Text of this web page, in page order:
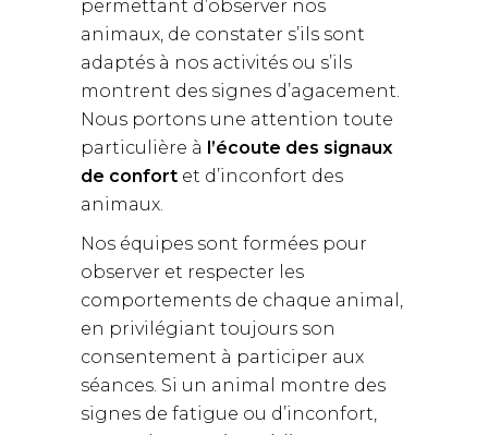
permettant d’observer nos
animaux, de constater s’ils sont
adaptés à nos activités ou s’ils
montrent des signes d’agacement.
Nous portons une attention toute
particulière à l’écoute des signaux
de confort et d’inconfort des
animaux.
Nos équipes sont formées pour
observer et respecter les
comportements de chaque animal,
en privilégiant toujours son
consentement à participer aux
séances. Si un animal montre des
signes de fatigue ou d’inconfort,